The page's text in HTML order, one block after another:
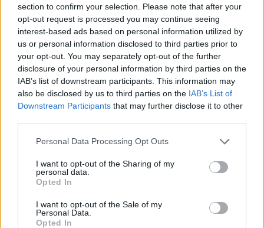
section to confirm your selection. Please note that after your
opt-out request is processed you may continue seeing
interest-based ads based on personal information utilized by
us or personal information disclosed to third parties prior to
your opt-out. You may separately opt-out of the further
disclosure of your personal information by third parties on the
IAB’s list of downstream participants. This information may
also be disclosed by us to third parties on the IAB’s List of
Downstream Participants that may further disclose it to other
Personal Data Processing Opt Outs
I want to opt-out of the Sharing of my
personal data.
Opted In
I want to opt-out of the Sale of my
Personal Data.
Opted In